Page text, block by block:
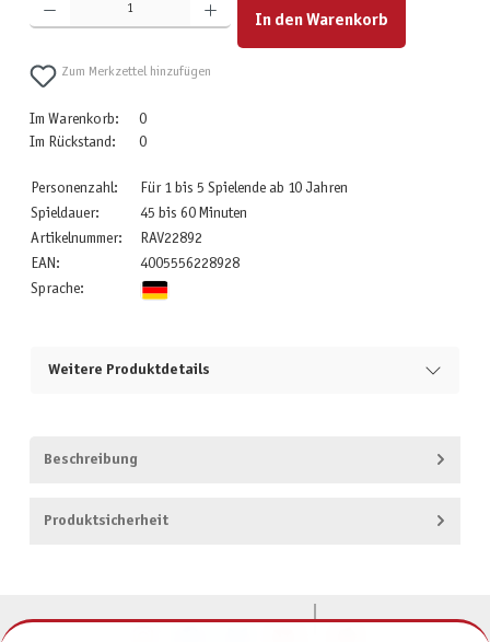
In den Warenkorb
Zum Merkzettel hinzufügen
Im Warenkorb:
0
Im Rückstand:
0
Personenzahl:
Für 1 bis 5 Spielende ab 10 Jahren
Spieldauer:
45 bis 60 Minuten
Artikelnummer:
RAV22892
EAN:
4005556228928
Sprache:
Weitere Produktdetails
Beschreibung
Produktsicherheit